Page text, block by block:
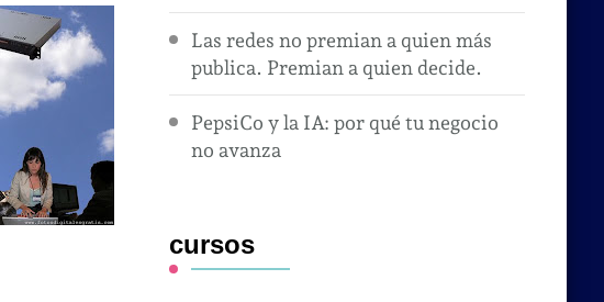
Las redes no premian a quien más
publica. Premian a quien decide.
PepsiCo y la IA: por qué tu negocio
no avanza
cursos